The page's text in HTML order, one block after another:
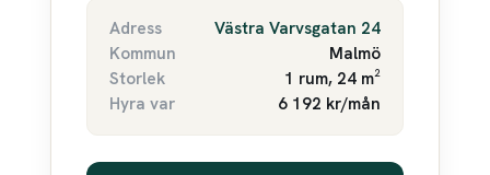
Adress
Västra Varvsgatan 24
Kommun
Malmö
Storlek
1 rum, 24 m²
Hyra var
6 192 kr/mån